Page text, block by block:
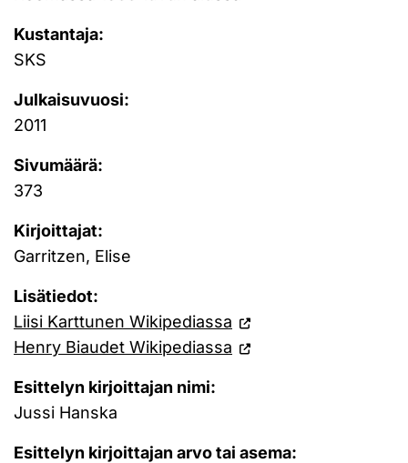
Kustantaja:
SKS
Julkaisuvuosi:
2011
Sivumäärä:
373
Kirjoittajat:
Garritzen, Elise
Lisätiedot:
Liisi Karttunen Wikipediassa
Henry Biaudet Wikipediassa
Esittelyn kirjoittajan nimi:
Jussi Hanska
Esittelyn kirjoittajan arvo tai asema: